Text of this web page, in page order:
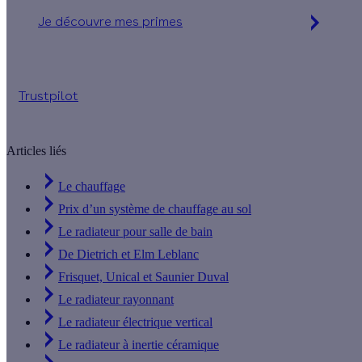
Je découvre mes primes
Trustpilot
Articles liés
Le chauffage
Prix d’un système de chauffage au sol
Le radiateur pour salle de bain
De Dietrich et Elm Leblanc
Frisquet, Unical et Saunier Duval
Le radiateur rayonnant
Le radiateur électrique vertical
Le radiateur à inertie céramique